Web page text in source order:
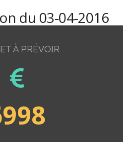
du 03-04-2016
À PRÉVOIR